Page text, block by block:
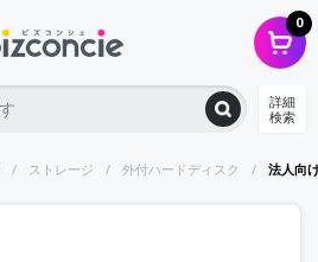
0
詳細
検索
ストレージ 外付ハードディスク 法人向